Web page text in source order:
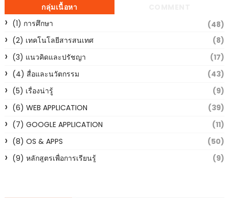
กลุ่มเนื้อหา
(1) การศึกษา
(48)
(2) เทคโนโลยีสารสนเทศ
(8)
(3) แนวคิดและปรัชญา
(17)
(4) สื่อและนวัตกรรม
(43)
(5) เรื่องน่ารู้
(9)
(6) WEB APPLICATION
(39)
(7) GOOGLE APPLICATION
(11)
(8) OS & APPS
(50)
(9) หลักสูตรเพื่อการเรียนรู้
(9)